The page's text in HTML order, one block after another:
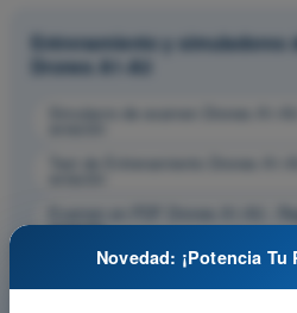
Entrenamiento y simuladores
Drones A1-A3
Simulacro de examen Drones A1-
Test de Entrenamiento Drones A1-
Examen en PDF Drones A1-A3 -
aviación
Novedad: ¡Potencia